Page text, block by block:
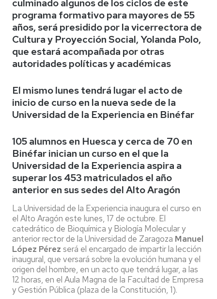
culminado algunos de los ciclos de este
programa formativo para mayores de 55
años, será presidido por la vicerrectora de
Cultura y Proyección Social, Yolanda Polo,
que estará acompañada por otras
autoridades políticas y académicas
El mismo lunes tendrá lugar el acto de
inicio de curso en la nueva sede de la
Universidad de la Experiencia en Binéfar
105 alumnos en Huesca y cerca de 70 en
Binéfar inician un curso en el que la
Universidad de la Experiencia aspira a
superar los 453 matriculados el año
anterior en sus sedes del Alto Aragón
La Universidad de la Experiencia inaugura el curso en
el Alto Aragón este lunes, 17 de octubre. El
catedrático de Bioquímica y Biología Molecular y
anterior rector de la Universidad de Zaragoza Manuel
López Pérez será el encargado de impartir la lección
inaugural, que versará sobre la evolución humana y el
origen del hombre, en un acto que tendrá lugar, a las
12 horas, en el Aula Magna de la Facultad de Empresa
y Gestión Pública (plaza de la Constitución, 1).